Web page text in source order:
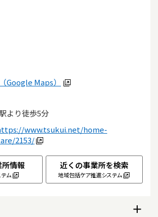
Google Maps）
より徒歩5分
www.tsukui.net/home-
2153/
情報
ム
近くの事業所を検索
地域包括ケア推進システム